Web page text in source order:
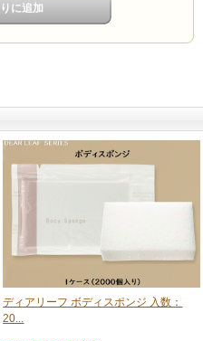
ディアリーフ ボディスポンジ 入数：
20...